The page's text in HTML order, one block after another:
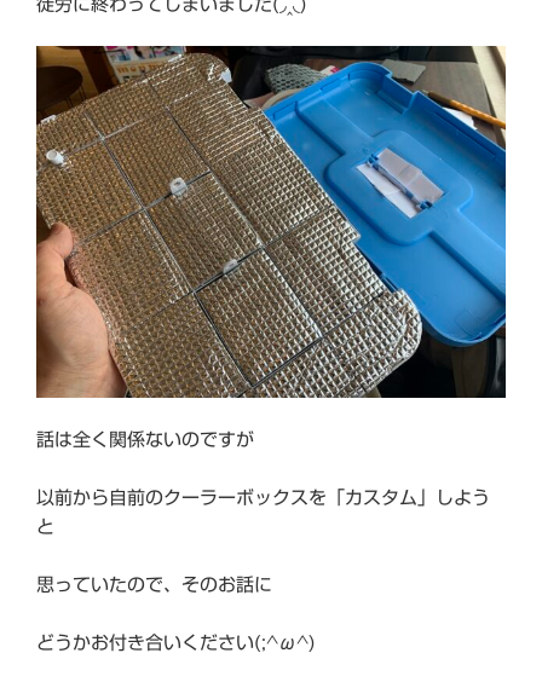
徒労に終わってしまいました(◞‸◟)
話は全く関係ないのですが
以前から自前のクーラーボックスを「カスタム」しよう
と
思っていたので、そのお話に
どうかお付き合いください(;^ω^)